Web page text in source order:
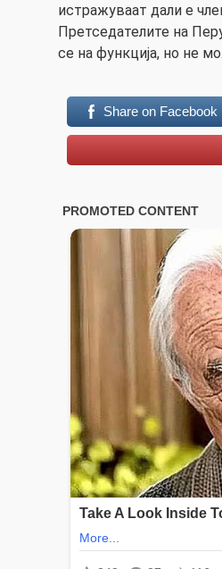
истражуваат дали е
Претседателите на
се на функција, но не
Share on Facebook